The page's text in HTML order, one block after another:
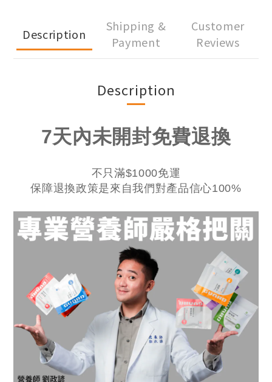
Description
Shipping &
Payment
Customer
Reviews
Description
7天內未開封免費退換
不只滿$1000免運
​保障退換政策是來自我們​對產品信心100%